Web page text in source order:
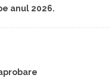
anul 2026.